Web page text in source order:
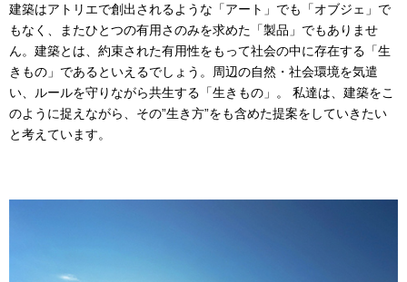
建築はアトリエで創出されるような「アート」でも「オブジェ」で
もなく、またひとつの有用さのみを求めた「製品」でもありませ
ん。建築とは、約束された有用性をもって社会の中に存在する「生
きもの」であるといえるでしょう。周辺の自然・社会環境を気遣
い、ルールを守りながら共生する「生きもの」。 私達は、建築をこ
のように捉えながら、その”生き方”をも含めた提案をしていきたい
と考えています。